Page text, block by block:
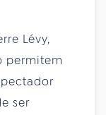
Lévy,
permitem
ser